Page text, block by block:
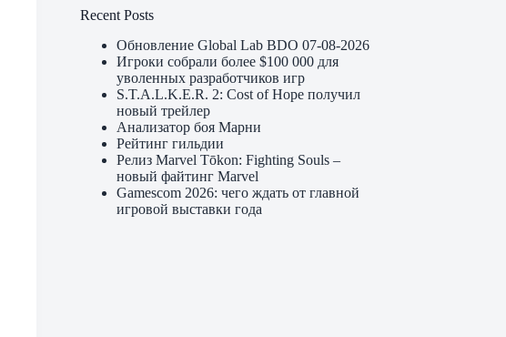
Recent Posts
Обновление Global Lab BDO 07-08-2026
Игроки собрали более $100 000 для
уволенных разработчиков игр
S.T.A.L.K.E.R. 2: Cost of Hope получил
новый трейлер
Анализатор боя Марни
Рейтинг гильдии
Релиз Marvel Tōkon: Fighting Souls –
новый файтинг Marvel
Gamescom 2026: чего ждать от главной
игровой выставки года